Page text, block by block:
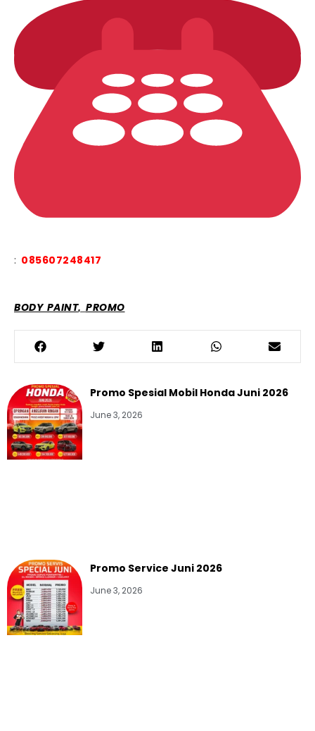
: 085607248417
BODY PAINT, PROMO
Promo Spesial Mobil Honda Juni 2026
June 3, 2026
Promo Service Juni 2026
June 3, 2026